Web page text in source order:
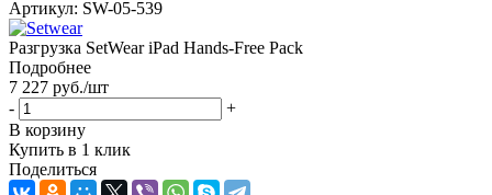
Артикул: SW-05-539
Разгрузка SetWear iPad Hands-Free Pack
Подробнее
7 227 руб./шт
-
+
В корзину
Купить в 1 клик
Поделиться